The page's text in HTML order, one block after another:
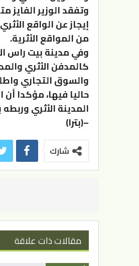
وتفقد الوزير الفايز
إيجاز عن الواقع
من المواقع الأثرية.
وفي مدينة بيت راس
كالمدفن الأثري
والسوق التجاري
حاليا فيها، مؤكدا
المدينة الأثري
–(بترا)
شارك
مقالات ذات علاقة